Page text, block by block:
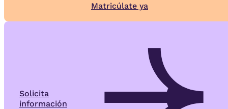
Matricúlate ya
Solicita
información